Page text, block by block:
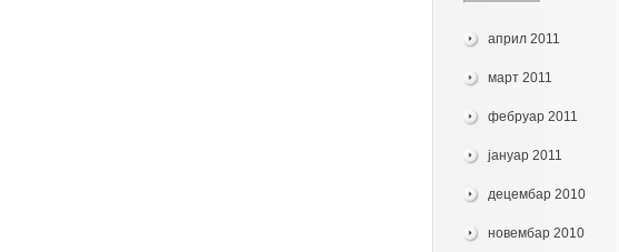
април 2011
март 2011
фебруар 2011
јануар 2011
децембар 2010
новембар 2010